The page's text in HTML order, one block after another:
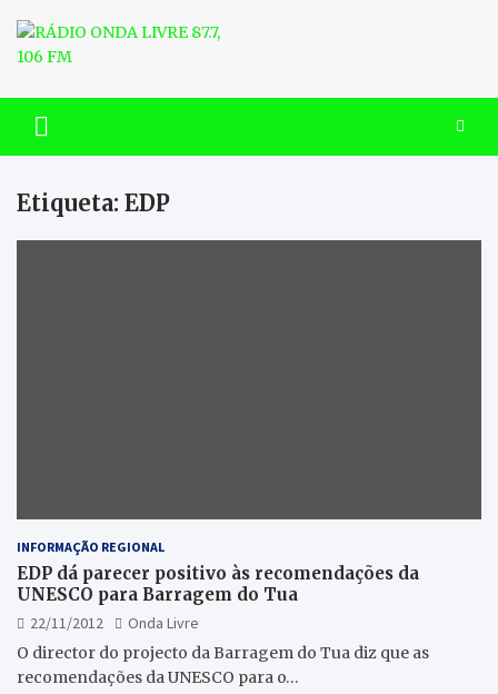
content
RÁDIO ONDA LIVRE 87.7, 106
FM
Etiqueta: EDP
INFORMAÇÃO REGIONAL
EDP dá parecer positivo às recomendações da
UNESCO para Barragem do Tua
22/11/2012
Onda Livre
O director do projecto da Barragem do Tua diz que as
recomendações da UNESCO para o…